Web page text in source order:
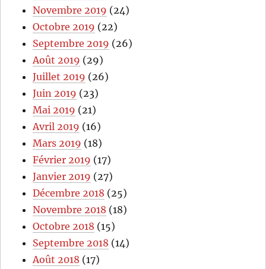
Novembre 2019 (24)
Octobre 2019 (22)
Septembre 2019 (26)
Août 2019 (29)
Juillet 2019 (26)
Juin 2019 (23)
Mai 2019 (21)
Avril 2019 (16)
Mars 2019 (18)
Février 2019 (17)
Janvier 2019 (27)
Décembre 2018 (25)
Novembre 2018 (18)
Octobre 2018 (15)
Septembre 2018 (14)
Août 2018 (17)